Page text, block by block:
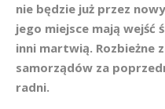
nie będzie już przez
jego miejsce mają wejść
inni martwią. Rozbieżne
samorządów za
radni.